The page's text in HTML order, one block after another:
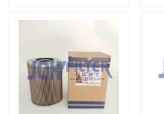
引金 を 求め て ください
掘削機のエア フィルター